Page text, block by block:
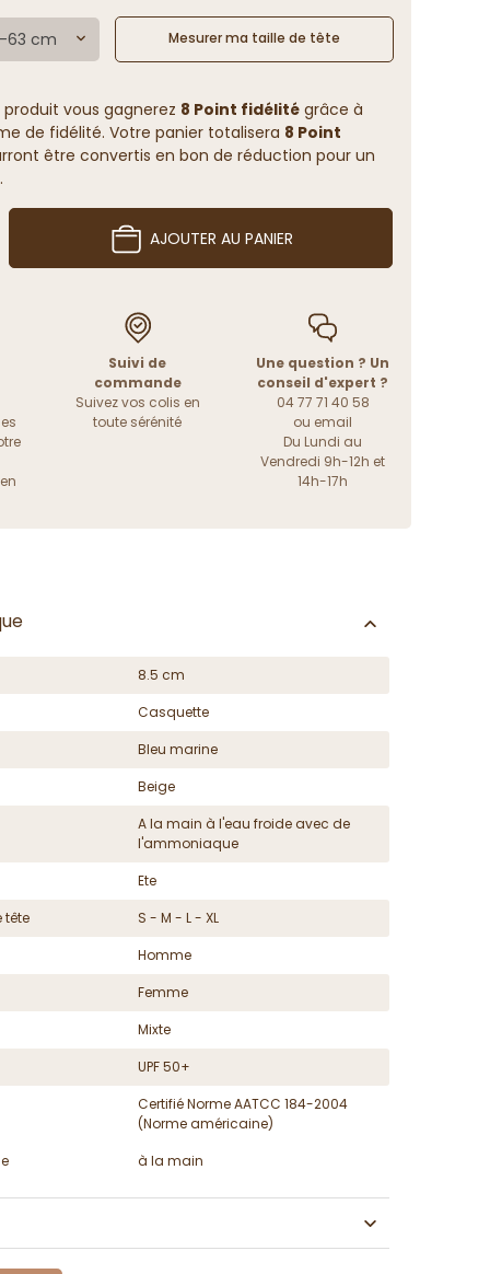
63 cm Mesurer ma taille de tête
vous gagnerez 8 Point fidélitégrâce à
de fidélité. Votre panier totalisera 8 Point
être convertis en bon de réduction pour un
AJOUTER AU PANIER
Suivi de
commande
Suivez vos colis en
toute sérénité
Une question ? Un
conseil d'expert ?
04 77 71 40 58
ou email
Du Lundi au
Vendredi 9h-12h et
14h-17h
8.5 cm
Casquette
Bleu marine
Beige
A la main à l'eau froide avec de
l'ammoniaque
Ete
tête
S - M - L - XL
Homme
Femme
Mixte
UPF 50+
Certifié Norme AATCC 184-2004
(Norme américaine)
à la main